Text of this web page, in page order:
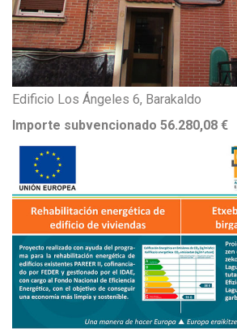
Edificio Los Ángeles 6, Barakaldo
Importe subvencionado 56.280,08 €